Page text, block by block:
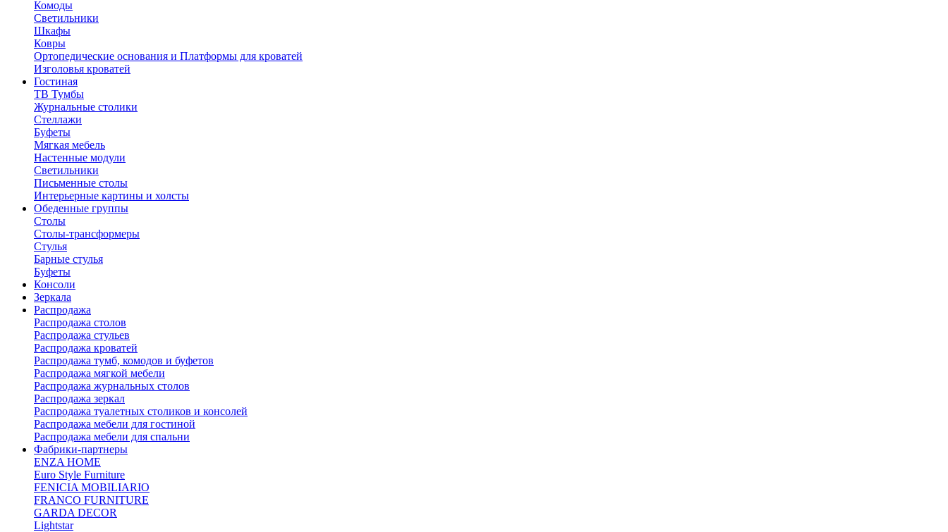
Комоды
Светильники
Шкафы
Ковры
Ортопедические основания и Платформы для кроватей
Изголовья кроватей
Гостиная
ТВ Тумбы
Журнальные столики
Стеллажи
Буфеты
Мягкая мебель
Настенные модули
Светильники
Письменные столы
Интерьерные картины и холсты
Обеденные группы
Столы
Столы-трансформеры
Стулья
Барные стулья
Буфеты
Консоли
Зеркала
Распродажа
Распродажа столов
Распродажа стульев
Распродажа кроватей
Распродажа тумб, комодов и буфетов
Распродажа мягкой мебели
Распродажа журнальных столов
Распродажа зеркал
Распродажа туалетных столиков и консолей
Распродажа мебели для гостиной
Распродажа мебели для спальни
Фабрики-партнеры
ENZA HOME
Euro Style Furniture
FENICIA MOBILIARIO
FRANCO FURNITURE
GARDA DECOR
Lightstar